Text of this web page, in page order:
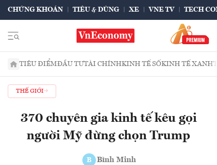
CHỨNG KHOÁN TIÊU & DÙNG XE VNE TV TECH
TIÊU ĐIỂMĐẦU TƯTÀI CHÍNHKINH TẾ SỐKINH TẾ XANH
THẾ GIỚI
370 chuyên gia kinh tế kêu gọi
người Mỹ đừng chọn Trump
B Bình Minh